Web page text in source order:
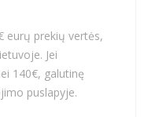
eurų prekių vertės,
Jei
140€, galutinę
puslapyje.